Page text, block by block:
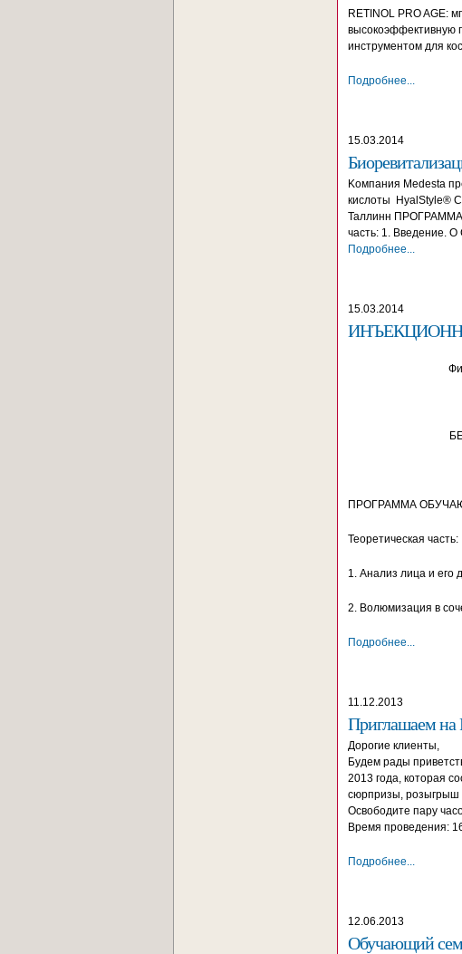
RETINOL PRO AGE:
высокоэффективную
инструментом для
Подробнее...
15.03.2014
Kомпания Меdesta
кислоты HyalStyle®
Таллинн
часть: 1. Введение. О
Подробнее...
15.03.2014
ПРОГРАММА
Теоретическая часть:
1. Анализ лица и его
2. Волюмизация в
Подробнее...
11.12.2013
Приглашаем на
Дорогие клиенты,
Будем рады
2013 года, которая
сюрпризы, розыгрыш
Освободите пару
Время проведения:
Подробнее...
12.06.2013
Обучающий